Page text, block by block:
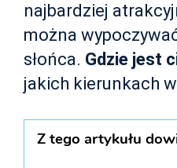
najbardziej
można
słońca. Gdzie jest
jakich kierunkach
Z tego artykułu